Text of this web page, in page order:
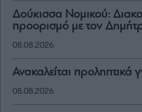
Δούκισσα Νομικού:
προορισμό με τον
08.08.2026
Ανακαλείται
08.08.2026